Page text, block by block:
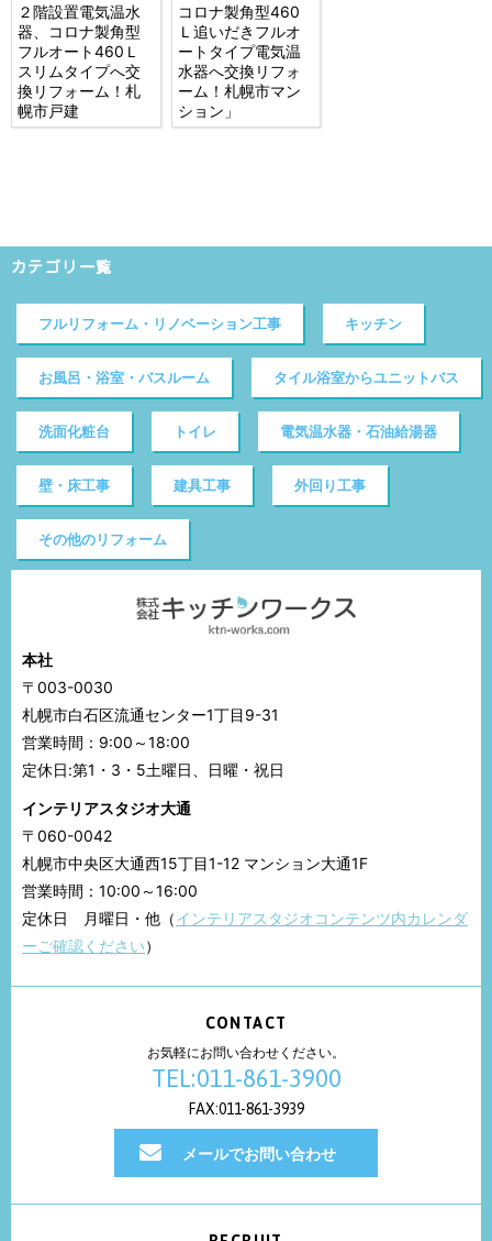
２階設置電気温水
器、コロナ製角型
フルオート460Ｌ
スリムタイプへ交
換リフォーム！札
幌市戸建
コロナ製角型460
Ｌ追いだきフルオ
ートタイプ電気温
水器へ交換リフォ
ーム！札幌市マン
ション」
カテゴリ一覧
フルリフォーム・リノベーション工事 キッチン
お風呂・浴室・バスルーム タイル浴室からユニットバス
洗面化粧台 トイレ 電気温水器・石油給湯器
壁・床工事 建具工事 外回り工事
その他のリフォーム
本社
〒003-0030
札幌市白石区流通センター1丁目9-31
営業時間：9:00～18:00
定休日:第1・3・5土曜日、日曜・祝日
インテリアスタジオ大通
〒060-0042
札幌市中央区大通西15丁目1-12 マンション大通1F
営業時間：10:00～16:00
定休日 月曜日・他（インテリアスタジオコンテンツ内カレンダ
ーご確認ください）
CONTACT
お気軽にお問い合わせください。
TEL:011-861-3900
FAX:011-861-3939
メールでお問い合わせ